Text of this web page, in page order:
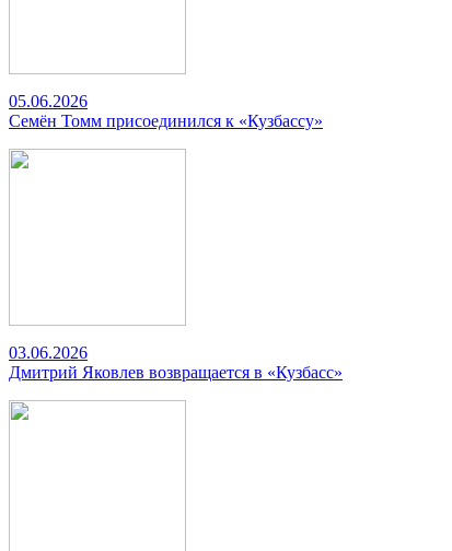
05.06.2026
Семён Томм присоединился к «Кузбассу»
03.06.2026
Дмитрий Яковлев возвращается в «Кузбасс»